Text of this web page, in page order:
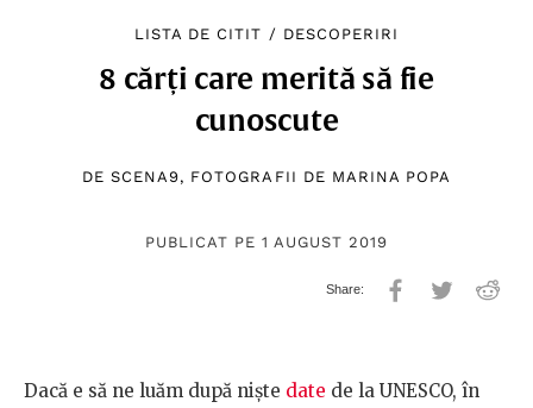
LISTA DE CITIT / DESCOPERIRI
8 cărți care merită să fie
cunoscute
DE SCENA9, FOTOGRAFII DE MARINA POPA
PUBLICAT PE 1 AUGUST 2019
Dacă e să ne luăm după niște date de la UNESCO, în